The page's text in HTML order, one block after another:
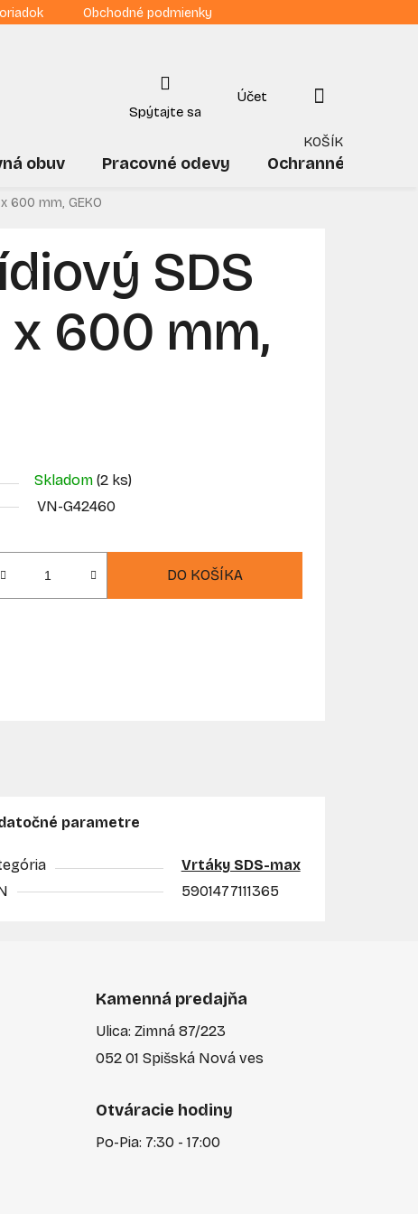
Obchodné podmienky
NÁKUPNÝ
KOŠÍK
obuv Pracovné odevy Ochranné
600 mm, GEKO
SDS
x 600 mm,
Skladom (2 ks)
VN-G42460
DO KOŠÍKA
parametre
Vrtáky SDS-max
5901477111365
Kamenná predajňa
Ulica: Zimná 87/223
052 01 Spišská Nová ves
Otváracie hodiny
Po-Pia: 7:30 - 17:00